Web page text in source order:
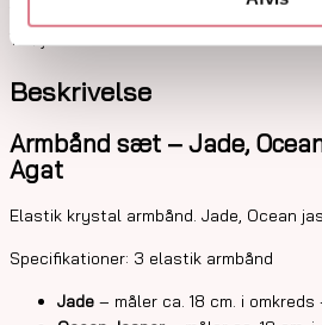
Tilføj til favoritter
Beskrivelse
Armbånd sæt – Jade,
Agat
Elastik krystal armbånd. Jade, Ocean
Specifikationer: 3 elastik armbånd
Jade – måler ca. 18 cm. i omkreds